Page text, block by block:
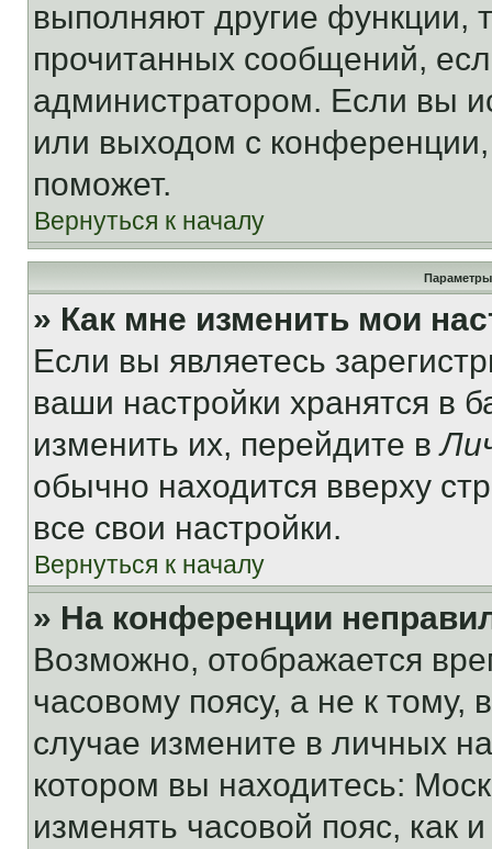
выполняют другие функции,
прочитанных сообщений,
администратором. Если вы
или выходом с
поможет.
Вернуться к началу
Параметры
» Как мне изменить мои
Если вы являетесь
ваши настройки хранятся в
изменить их, перейдите в
обычно находится вверху
все свои настройки.
Вернуться к началу
» На конференции
Возможно, отображается
часовому поясу, а не к тому,
случае измените в личных
котором вы находитесь:
изменять часовой пояс, как